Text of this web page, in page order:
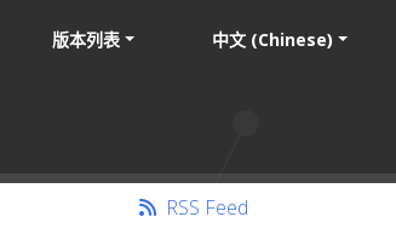
版本列表 中文 (Chinese)
RSS Feed